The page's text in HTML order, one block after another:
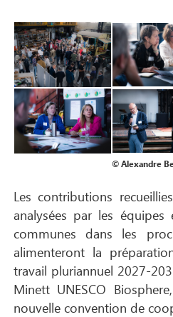
© Alexandre
Les contributions
analysées par les
communes dans les
alimenteront la
travail pluriannuel 2027-
Minett UNESCO
nouvelle convention de